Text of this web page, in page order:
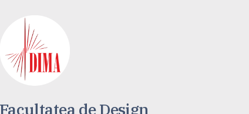
Facultatea de Design